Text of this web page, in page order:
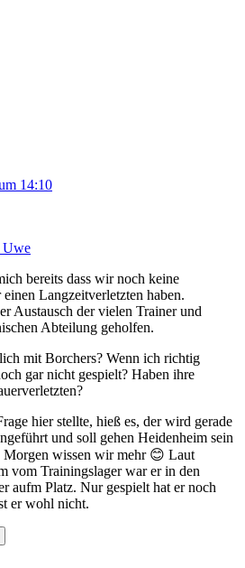
14:10
Uwe
bereits dass wir noch keine
Langzeitverletzten haben.
Austausch der vielen Trainer und
Abteilung geholfen.
mit Borchers? Wenn ich richtig
gar nicht gespielt? Haben ihre
hier stellte, hieß es, der wird gerade
und soll gehen Heidenheim sein
Morgen wissen wir mehr 😊 Laut
vom Trainingslager war er in den
aufm Platz. Nur gespielt hat er noch
er wohl nicht.